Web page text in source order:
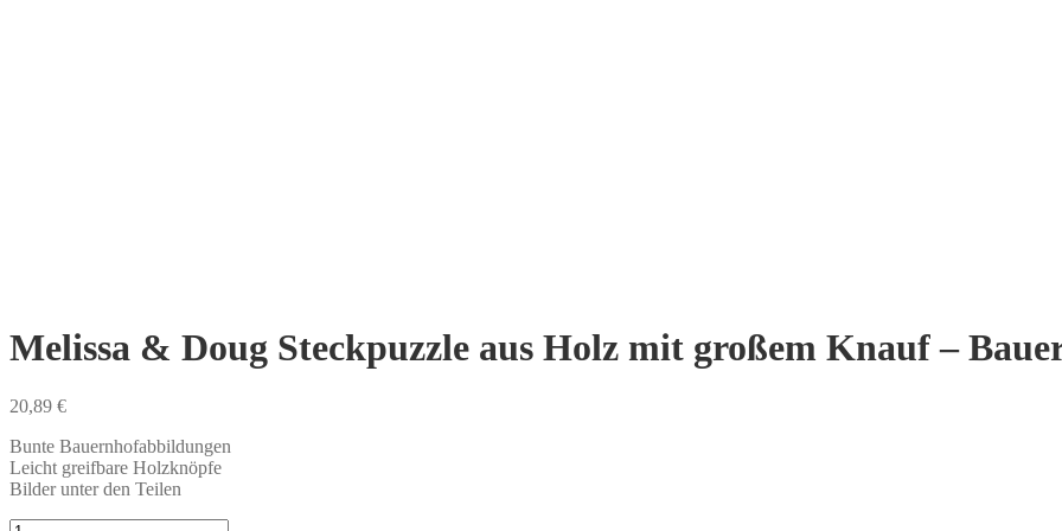
Melissa & Doug Steckpuzzle aus Holz mit großem Knauf –
20,89 €
Bunte Bauernhofabbildungen
Leicht greifbare Holzknöpfe
Bilder unter den Teilen